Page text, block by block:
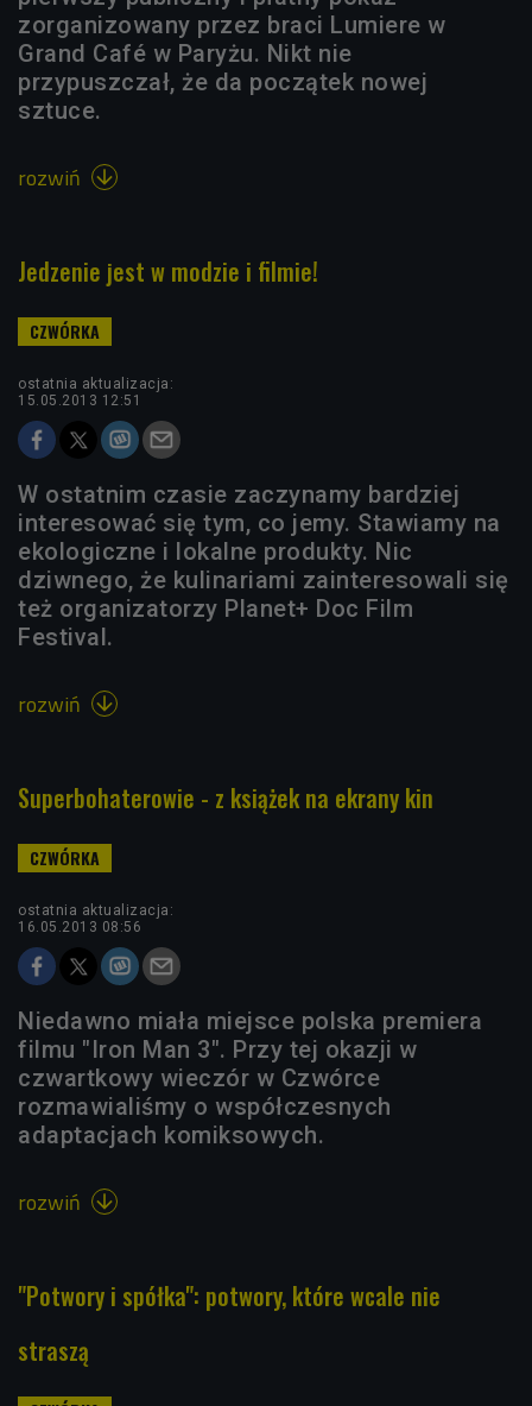
zorganizowany przez braci Lumiere w
Grand Café w Paryżu. Nikt nie
przypuszczał, że da początek nowej
sztuce.
rozwiń 
Jedzenie jest w modzie i filmie!
ostatnia aktualizacja:
15.05.2013 12:51
W ostatnim czasie zaczynamy bardziej
interesować się tym, co jemy. Stawiamy na
ekologiczne i lokalne produkty. Nic
dziwnego, że kulinariami zainteresowali się
też organizatorzy Planet+ Doc Film
Festival.
rozwiń 
Superbohaterowie - z książek na ekrany kin
ostatnia aktualizacja:
16.05.2013 08:56
Niedawno miała miejsce polska premiera
filmu "Iron Man 3". Przy tej okazji w
czwartkowy wieczór w Czwórce
rozmawialiśmy o współczesnych
adaptacjach komiksowych.
rozwiń 
"Potwory i spółka": potwory, które wcale nie
straszą